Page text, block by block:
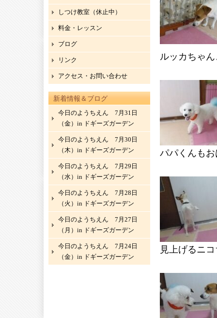
ルッカちゃ
パパくんも
見上げるニ
しつけ教室（休止中）
料金・レッスン
ブログ
リンク
アクセス・お問い合わせ
新着情報＆ブログ
今日のようちえん 7月31日
（金）in ドギーズガーデン
今日のようちえん 7月30日
（木）in ドギーズガーデン
今日のようちえん 7月29日
（水）in ドギーズガーデン
今日のようちえん 7月28日
（火）in ドギーズガーデン
今日のようちえん 7月27日
（月）in ドギーズガーデン
今日のようちえん 7月24日
（金）in ドギーズガーデン